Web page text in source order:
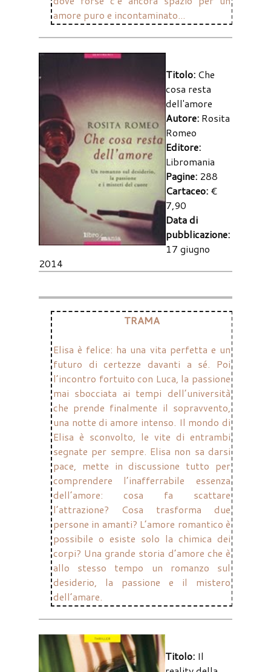
amore puro e incontaminato...
Titolo: Che
cosa resta
dell'amore
Autore: Rosita
Romeo
Editore:
Libromania
Pagine: 288
Cartaceo: €
7,90
Data di
pubblicazione:
17 giugno
2014
TRAMA
Elisa è felice: ha una vita perfetta e un
futuro di certezze davanti a sé. Poi
l’incontro fortuito con Luca, la passione
mai sbocciata ai tempi dell’università
che prende finalmente il sopravvento,
una notte di amore intenso. Il mondo di
Elisa è sconvolto, le vite di entrambi
segnate per sempre. Elisa non sa darsi
pace, mette in discussione tutto per
comprendere l’inafferrabile essenza
dell’amore: cosa fa scattare
l’attrazione? Cosa trasforma due
persone in amanti? L’amore romantico è
possibile o esiste solo la chimica dei
corpi? Una grande storia d’amore che è
allo stesso tempo un romanzo sul
desiderio, la passione e il mistero
dell’amare.
Titolo: Il